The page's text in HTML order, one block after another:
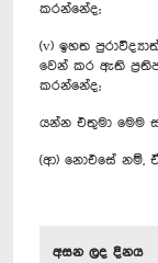
කරන්නේද;
(v) ඉහත
වෙන් කර ඇති
කරන්නේද;
යන්න එතුමා මෙම
(ආ) නොඑසේ නම්,
අසන ලද දිනය